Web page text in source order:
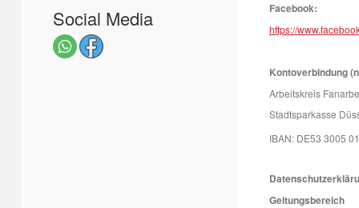
Social Media Facebook:
https://
Kontoverbindung
Arbeitskreis
Stadtsparkasse
IBAN: DE53 3005
Geltungsbereich